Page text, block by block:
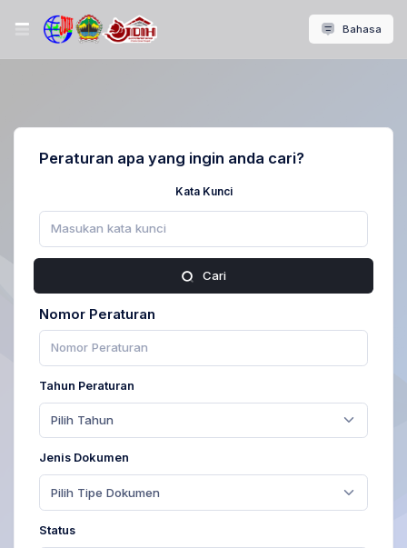
Bahasa
Peraturan apa yang ingin anda cari?
Kata Kunci
Cari
Nomor Peraturan
Tahun Peraturan
Pilih Tahun
Jenis Dokumen
Pilih Tipe Dokumen
Status